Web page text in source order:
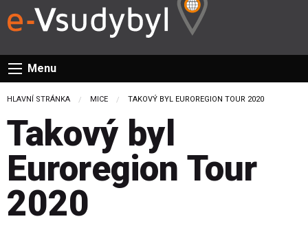
Menu
HLAVNÍ STRÁNKA MICE CURRENT:
TAKOVÝ BYL EUROREGION TOUR 2020
Takový byl
Euroregion Tour
2020